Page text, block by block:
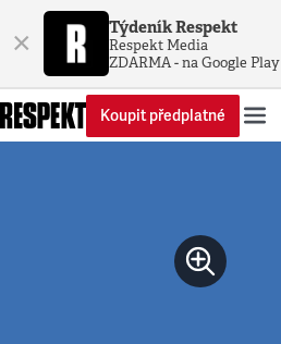
× Týdeník Respekt
Respekt Media
ZDARMA - na Google Play
Koupit předplatné